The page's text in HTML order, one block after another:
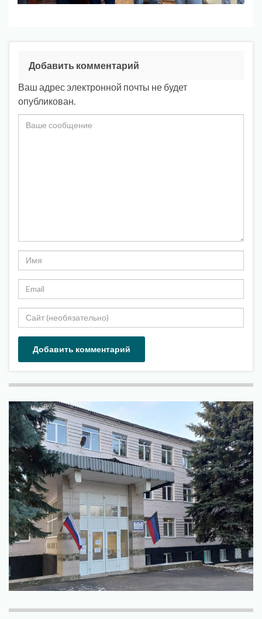
Добавить комментарий
Ваш адрес электронной почты не будет
опубликован.